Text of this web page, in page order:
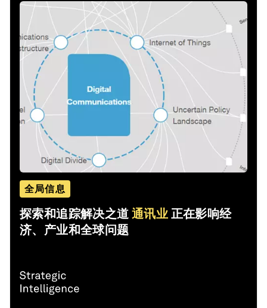
全局信息
探索和追踪解决之道通讯业 正在影响经
济、产业和全球问题